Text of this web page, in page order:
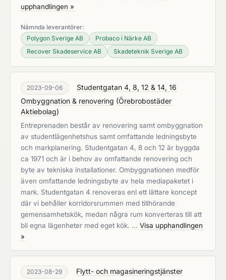
upphandlingen »
Nämnda leverantörer:
Polygon Sverige AB
Probaco i Närke AB
Recover Skadeservice AB
Skadeteknik Sverige AB
2023-09-06
Studentgatan 4, 8, 12 & 14, 16
Ombyggnation & renovering (Örebrobostäder
Aktiebolag)
Entreprenaden består av renovering samt ombyggnation
av studentlägenhetshus samt omfattande ledningsbyte
och markplanering. Studentgatan 4, 8 och 12 är byggda
ca 1971 och är i behov av omfattande renovering och
byte av tekniska installationer. Ombyggnationen medför
även omfattande ledningsbyte av hela mediapaketet i
mark. Studentgatan 4 renoveras enl ett lättare koncept
där vi behåller korridorsrummen med tillhörande
gemensamhetskök, medan några rum konverteras till att
bli egna lägenheter med eget kök. … Visa upphandlingen
»
2023-08-29
Flytt- och magasineringstjänster